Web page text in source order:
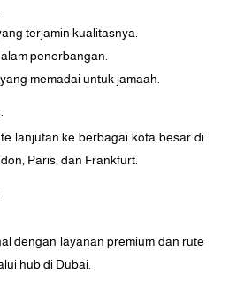
terjamin kualitasnya.
penerbangan.
memadai untuk jamaah.
:
lanjutan ke berbagai kota besar di
Paris, dan Frankfurt.
dengan layanan premium dan rute
hub di Dubai.